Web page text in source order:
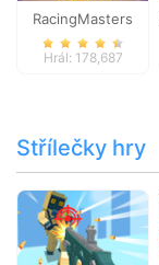
RacingMasters
Hrál: 178,687
Střílečky hry